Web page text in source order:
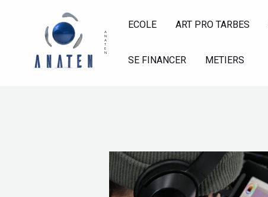
A
N
A
T
E
N
ECOLE ART PRO TARBES
SE FINANCER METIERS